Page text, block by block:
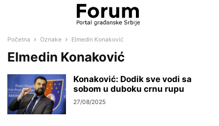
Početna Oznake Elmedin Konaković
Elmedin Konaković
Konaković: Dodik sve vodi sa
sobom u duboku crnu rupu
27/08/2025